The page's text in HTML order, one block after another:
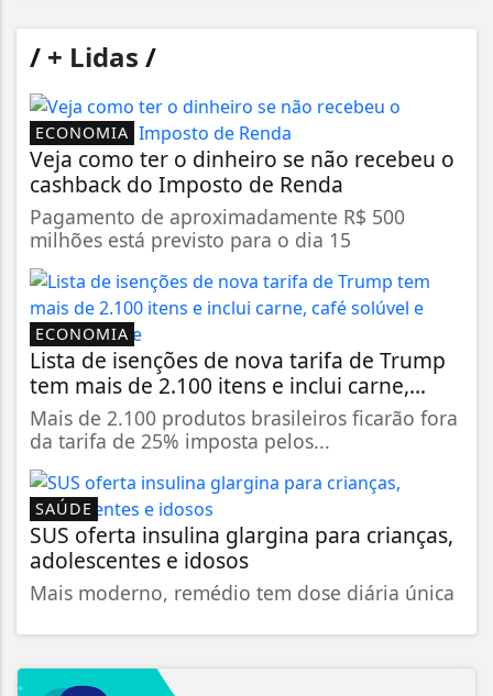
/ + Lidas /
ECONOMIA
Veja como ter o dinheiro se não recebeu o
cashback do Imposto de Renda
Pagamento de aproximadamente R$ 500
milhões está previsto para o dia 15
ECONOMIA
Lista de isenções de nova tarifa de Trump
tem mais de 2.100 itens e inclui carne,...
Mais de 2.100 produtos brasileiros ficarão fora
da tarifa de 25% imposta pelos...
SAÚDE
SUS oferta insulina glargina para crianças,
adolescentes e idosos
Mais moderno, remédio tem dose diária única